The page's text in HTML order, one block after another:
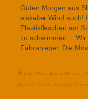
Guten Morgen aus
eiskalter Wind auch!
Plastikflaschen am
zu schwimmen… Wir
Fähranleger. Die
4x4 Allrad Bar al Hikman
Masirah Island
Offroad Oman